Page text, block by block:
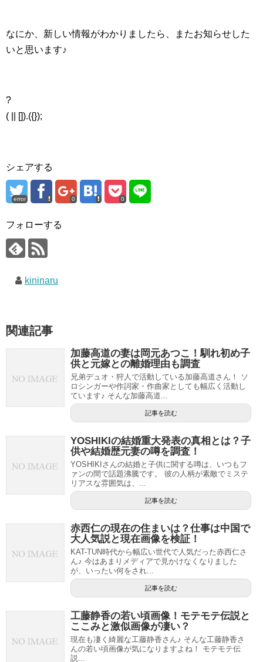
なにか、新しい情報がわかりましたら、またお知らせした
いと思います♪
?
( || []).({});
シェアする
error 0 0
フォローする
kininaru
関連記事
加藤高道の妻は岡元あつこ！馴れ初め子
供と元嫁との離婚理由も調査
兄弟デュオ・狩人で活動している加藤高道さん！ ソ
ロシンガーや作詞家・作曲家としても幅広く活動し
ています♪ そんな加藤高道...
記事を読む
YOSHIKIの結婚重大発表の真相とは？子
供や結婚歴元妻の噂を調査！
YOSHIKIさんの結婚と子供に関する噂は、いつもフ
ァンの間で話題沸騰です。 彼の人柄が素敵でミステ
リアスな雰囲気は、...
記事を読む
赤西仁の現在の住まいは？仕事は中国で
大人気説と現在画像を検証！
KAT-TUN時代から幅広い世代で人気だった赤西仁さ
ん♪ 今はあまりメディアで見かけなくなりました
が、いったい何をされ...
記事を読む
工藤静香の若い頃画像！モテモテ伝説と
ここみと激似画像が凄い？
現在も凄く綺麗な工藤静香さん♪ そんな工藤静香さ
んの若い頃画像が気になりますよね！ モテモテ伝
説...